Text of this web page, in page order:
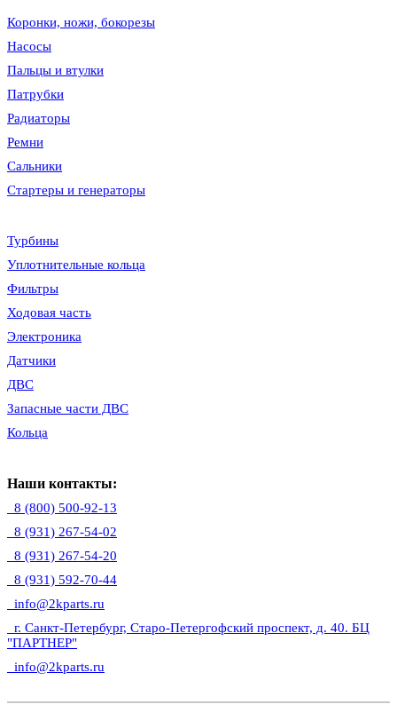
Коронки, ножи, бокорезы
Насосы
Пальцы и втулки
Патрубки
Радиаторы
Ремни
Сальники
Стартеры и генераторы
Турбины
Уплотнительные кольца
Фильтры
Ходовая часть
Электроника
Датчики
ДВС
Запасные части ДВС
Кольца
Наши контакты:
8 (800) 500-92-13
8 (931) 267-54-02
8 (931) 267-54-20
8 (931) 592-70-44
info@2kparts.ru
г. Санкт-Петербург, Старо-Петергофский проспект, д. 40. БЦ
"ПАРТНЕР"
info@2kparts.ru